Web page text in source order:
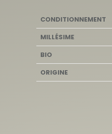
CONDITIONNEMENT
MILLÉSIME
BIO
ORIGINE